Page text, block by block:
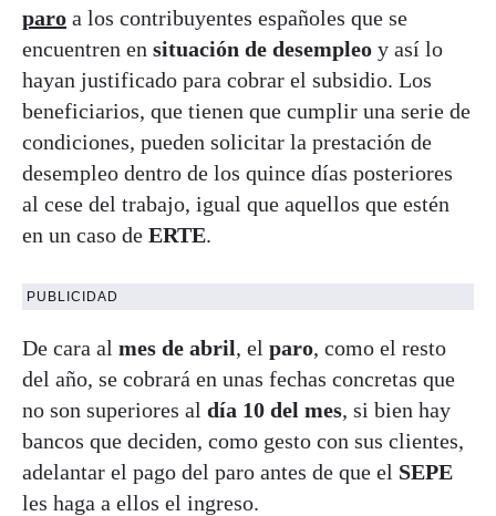
paro a los contribuyentes españoles que se
encuentren en situación de desempleo y así lo
hayan justificado para cobrar el subsidio. Los
beneficiarios, que tienen que cumplir una serie de
condiciones, pueden solicitar la prestación de
desempleo dentro de los quince días posteriores
al cese del trabajo, igual que aquellos que estén
en un caso de ERTE.
PUBLICIDAD
De cara al mes de abril, el paro, como el resto
del año, se cobrará en unas fechas concretas que
no son superiores al día 10 del mes, si bien hay
bancos que deciden, como gesto con sus clientes,
adelantar el pago del paro antes de que el SEPE
les haga a ellos el ingreso.